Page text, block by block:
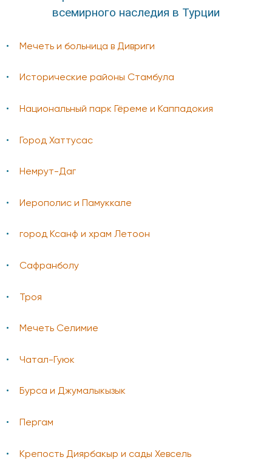
всемирного наследия в Турции
Мечеть и больница в Дивриги
Исторические районы Стамбула
Национальный парк Гёреме и Каппадокия
Город Хаттусас
Немрут-Даг
Иерополис и Памуккале
город Ксанф и храм Летоон
Сафранболу
Троя
Мечеть Селимие
Чатал-Гуюк
Бурса и Джумалыкызык
Пергам
Крепость Диярбакыр и сады Хевсель